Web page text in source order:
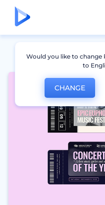
Would you like to change
to
CHANGE